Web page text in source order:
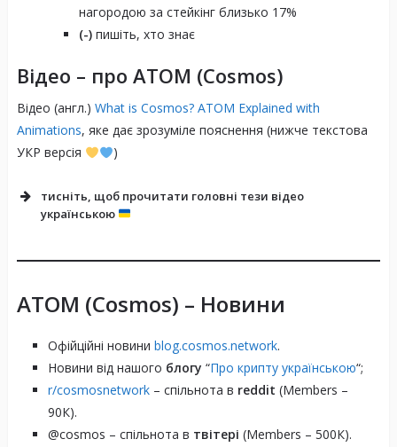
нагородою за стейкінг близько 17%
(-)пишіть, хто знає
Відео – про ATOM (Cosmos)
Відео (англ.) What is Cosmos? ATOM Explained with
Animations, яке дає зрозуміле пояснення (нижче текстова
УКР версія
)
тисніть, щоб прочитати головні тези відео
українською
Інтероперабельність як ключ:
ATOM (Cosmos) – Новини
Офійційні новини blog.cosmos.network.
Новини від нашого блогу “Про крипту українською“;
r/cosmosnetwork– спільнота в reddit (Members –
90К).
@cosmos – спільнота в твітері (Members – 500К).